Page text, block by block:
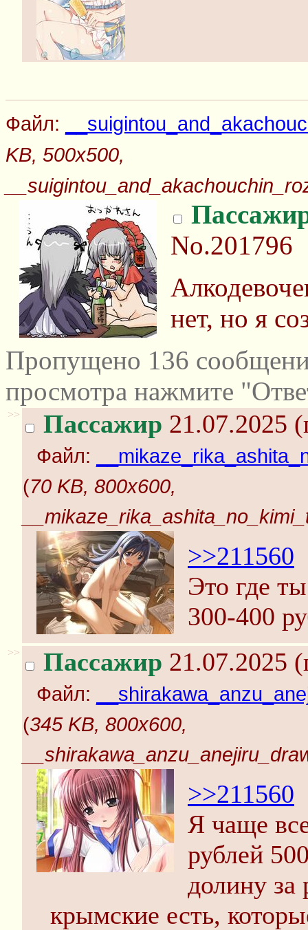
Файл:
KB, 500x500,
No.201796
нет, но я
Пропущено 136
просмотра нажмите
>> Пассажир 21.07.2025
Файл:
(70 KB, 800x600,
>>211560
Это где
300-400
>> Пассажир 21.07.2025
Файл:
(345 KB, 800x600,
>>211560
Я чаще
рублей
долину за
крымские есть,